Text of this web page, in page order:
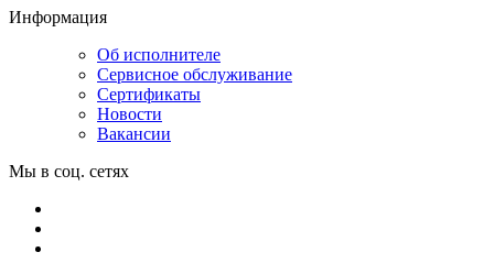
Информация
Об исполнителе
Сервисное обслуживание
Сертификаты
Новости
Вакансии
Мы в соц. сетях